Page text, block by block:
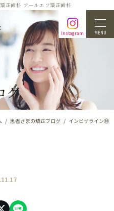
正歯科 アールエフ矯正歯科
Instagram MENU
グ
患者さまの矯正ブログ インビザライン⑩